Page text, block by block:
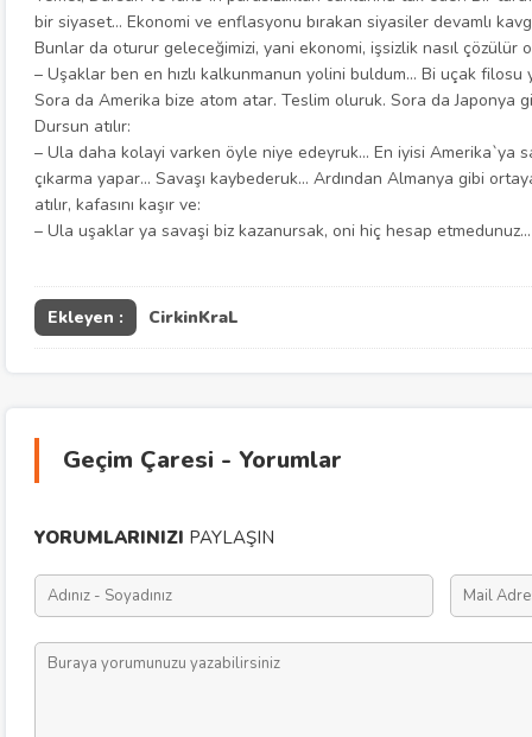
bir siyaset… Ekonomi ve enflasyonu bırakan siyasiler devamlı
Bunlar da oturur geleceğimizi, yani ekonomi, işsizlik nasıl çözülür
– Uşaklar ben en hızlı kalkunmanun yolini buldum… Bi uçak
Sora da Amerika bize atom atar. Teslim oluruk. Sora da Japonya
Dursun atılır:
– Ula daha kolayi varken öyle niye edeyruk… En iyisi Amerika`ya
çıkarma yapar… Savaşı kaybederuk… Ardından Almanya gibi
atılır, kafasını kaşır ve:
– Ula uşaklar ya savaşi biz kazanursak, oni hiç hesap etmedunuz…
Ekleyen : CirkinKraL
Geçim Çaresi - Yorumlar
YORUMLARINIZI PAYLAŞIN